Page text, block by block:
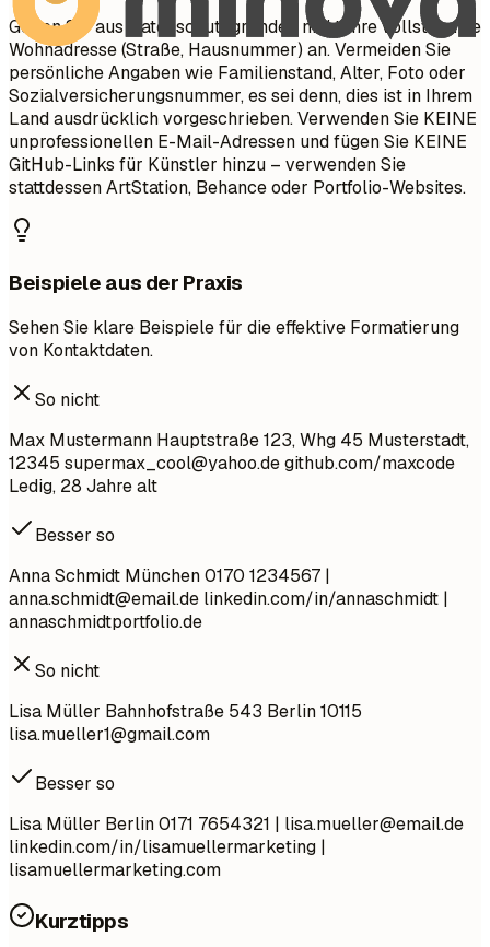
Geben Sie aus Datenschutzgründen nicht Ihre vollständige
Wohnadresse (Straße, Hausnummer) an. Vermeiden Sie
persönliche Angaben wie Familienstand, Alter, Foto oder
Sozialversicherungsnummer, es sei denn, dies ist in Ihrem
Land ausdrücklich vorgeschrieben. Verwenden Sie KEINE
unprofessionellen E-Mail-Adressen und fügen Sie KEINE
GitHub-Links für Künstler hinzu – verwenden Sie
stattdessen ArtStation, Behance oder Portfolio-Websites.
Beispiele aus der Praxis
Sehen Sie klare Beispiele für die effektive Formatierung
von Kontaktdaten.
So nicht
Max Mustermann Hauptstraße 123, Whg 45 Musterstadt,
12345 supermax_cool@yahoo.degithub.com/maxcode
Ledig, 28 Jahre alt
Besser so
Anna Schmidt München 0170 1234567 |
anna.schmidt@email.de linkedin.com/in/annaschmidt |
annaschmidtportfolio.de
So nicht
Lisa Müller Bahnhofstraße 543 Berlin 10115
lisa.mueller1@gmail.com
Besser so
Lisa Müller Berlin 0171 7654321 | lisa.mueller@email.de
linkedin.com/in/lisamuellermarketing |
lisamuellermarketing.com
Kurztipps